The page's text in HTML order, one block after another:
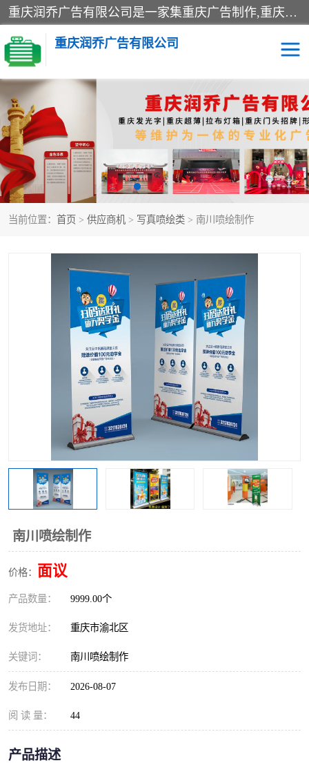
重庆润乔广告有限公司是一家集重庆广告制作,重庆标识标牌,亚克力发光字,led发光字,树脂发光字,超薄灯箱,拉布灯箱,吸塑灯箱,门头招牌,企业形象墙,写真喷绘,x展架,拉网展架,广告展架,条幅,锦旗设计,制作,施工,维护为一体的专业化广告公司.
重庆润乔广告有限公司
当前位置： 首页 > 供应商机 > 写真喷绘类 > 南川喷绘制作
南川喷绘制作
价格： 面议
产品数量： 9999.00个
发货地址： 重庆市渝北区
关键词： 南川喷绘制作
发布日期： 2026-08-07
阅 读 量： 44
产品描述
招牌类 发光字类
灯箱类 形象墙类
标识标牌类 写真喷绘类
展架 条幅